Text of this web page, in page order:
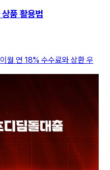
품 활용법
월 연 18% 수수료와 상환 우